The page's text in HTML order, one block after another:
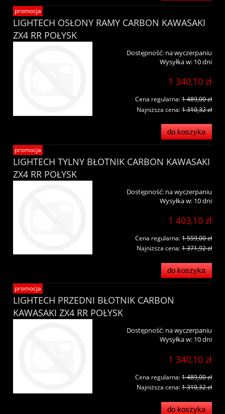
LIGHTECH OSŁONY RAMY CARBON KAWASAKI
ZX4 RR POŁYSK
Dostępność: na wyczerpaniu
Wysyłka w: 10 dni
1 340,10 zł
Cena regularna:1 489,00 zł
Najniższa cena:1 310,32 zł
do koszyka
promocja
LIGHTECH TYLNY BŁOTNIK CARBON KAWASAKI
ZX4 RR POŁYSK
Dostępność: na wyczerpaniu
Wysyłka w: 10 dni
1 403,10 zł
Cena regularna:1 559,00 zł
Najniższa cena:1 371,92 zł
do koszyka
promocja
LIGHTECH PRZEDNI BŁOTNIK CARBON
KAWASAKI ZX4 RR POŁYSK
Dostępność: na wyczerpaniu
Wysyłka w: 10 dni
1 340,10 zł
Cena regularna:1 489,00 zł
Najniższa cena:1 310,32 zł
do koszyka
promocja